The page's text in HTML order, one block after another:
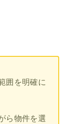
囲を明確に
ら物件を選